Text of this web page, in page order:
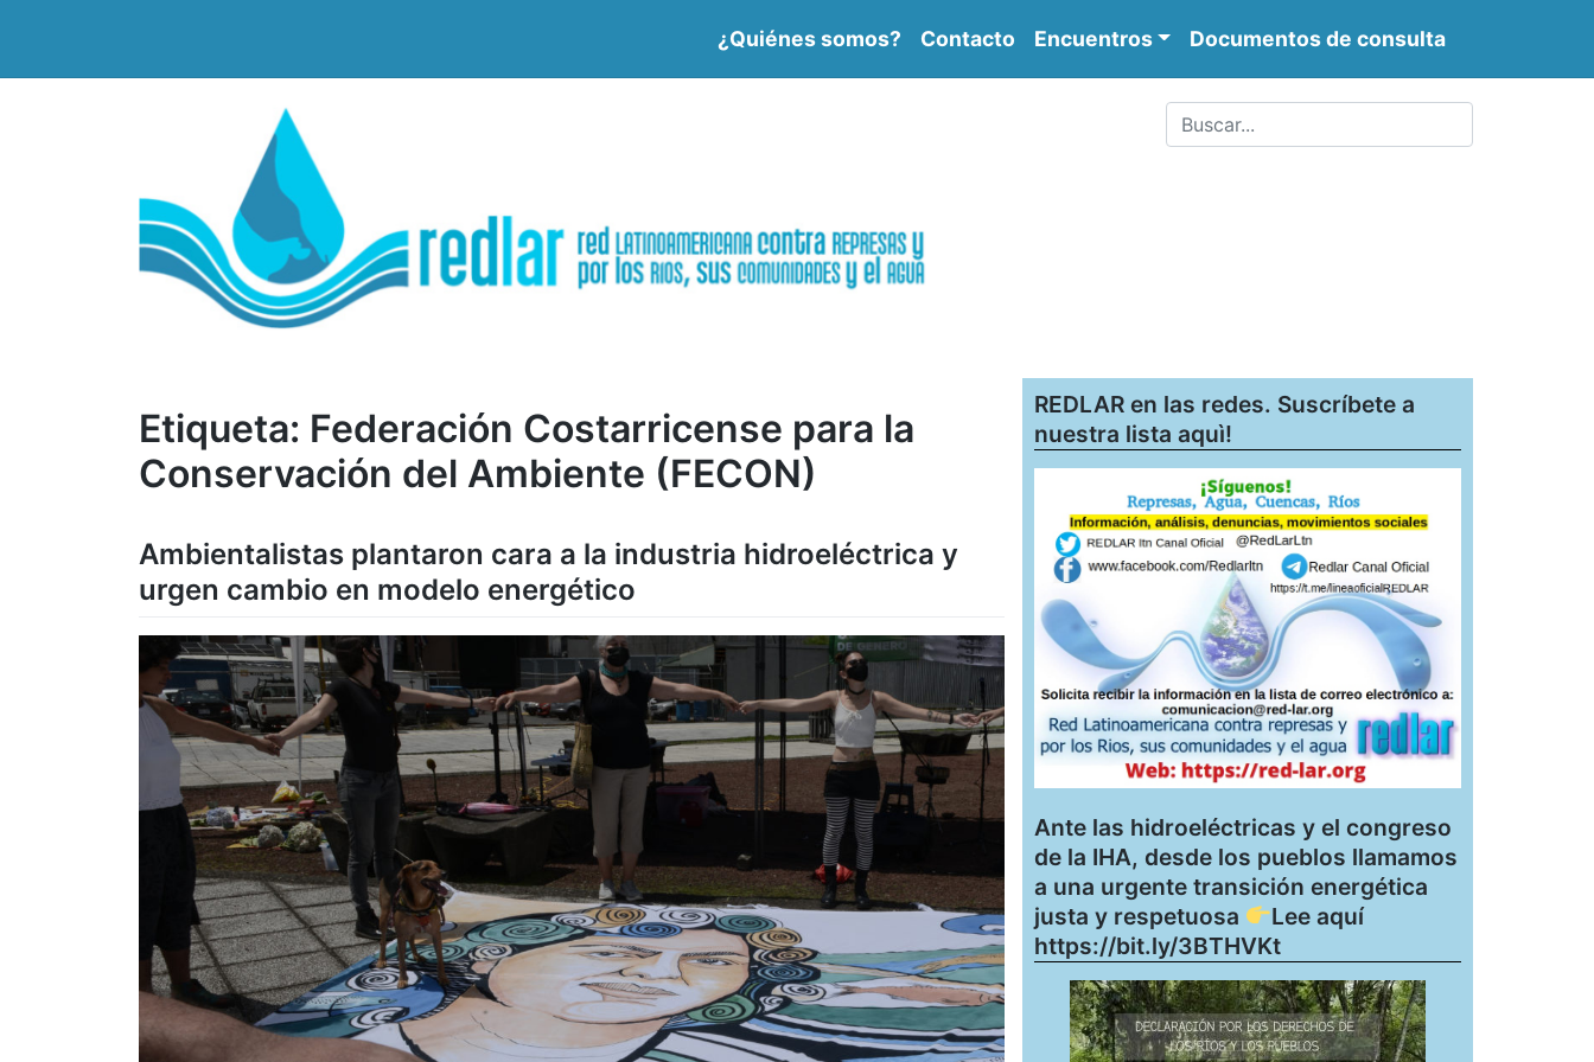
¿Quiénes somos? Contacto Encuentros Documentos de consulta
Etiqueta: Federación Costarricense para la
Conservación del Ambiente (FECON)
Ambientalistas plantaron cara a la industria hidroeléctrica y
urgen cambio en modelo energético
REDLAR en las redes. Suscríbete a
nuestra lista aquì!
Ante las hidroeléctricas y el congreso
de la IHA, desde los pueblos llamamos
a una urgente transición energética
justa y respetuosa
Lee aquí
https://bit.ly/3BTHVKt